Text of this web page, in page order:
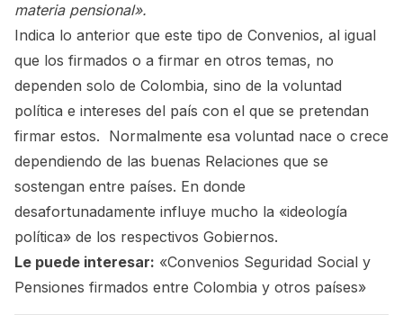
materia pensional».
Indica lo anterior que este tipo de Convenios, al igual
que los firmados o a firmar en otros temas, no
dependen solo de Colombia, sino de la voluntad
política e intereses del país con el que se pretendan
firmar estos. Normalmente esa voluntad nace o crece
dependiendo de las buenas Relaciones que se
sostengan entre países. En donde
desafortunadamente influye mucho la «ideología
política» de los respectivos Gobiernos.
Le puede interesar: «Convenios Seguridad Social y
Pensiones firmados entre Colombia y otros países»